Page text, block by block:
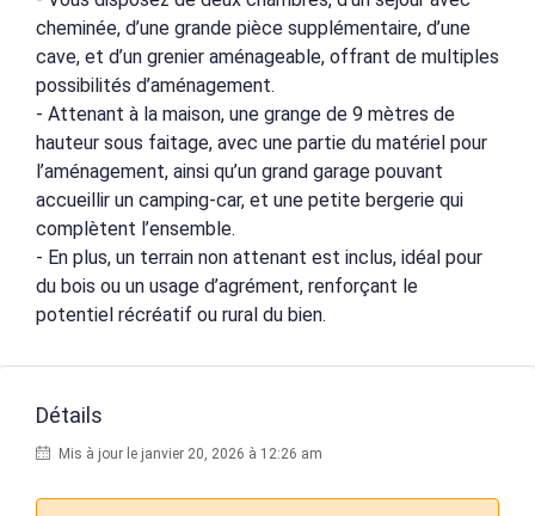
cheminée, d’une grande pièce supplémentaire, d’une
cave, et d’un grenier aménageable, offrant de multiples
possibilités d’aménagement.
- Attenant à la maison, une grange de 9 mètres de
hauteur sous faitage, avec une partie du matériel pour
l’aménagement, ainsi qu’un grand garage pouvant
accueillir un camping-car, et une petite bergerie qui
complètent l’ensemble.
- En plus, un terrain non attenant est inclus, idéal pour
du bois ou un usage d’agrément, renforçant le
potentiel récréatif ou rural du bien.
Détails
Mis à jour le janvier 20, 2026 à 12:26 am